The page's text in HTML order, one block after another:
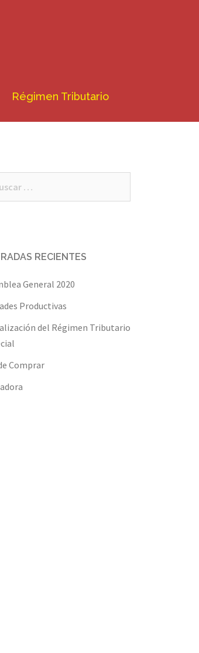
Régimen Tributario
RECIENTES
General 2020
Productivas
del Régimen Tributario
Comprar